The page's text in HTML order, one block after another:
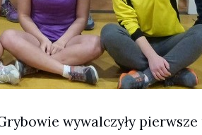
wywalczyły pierwsze